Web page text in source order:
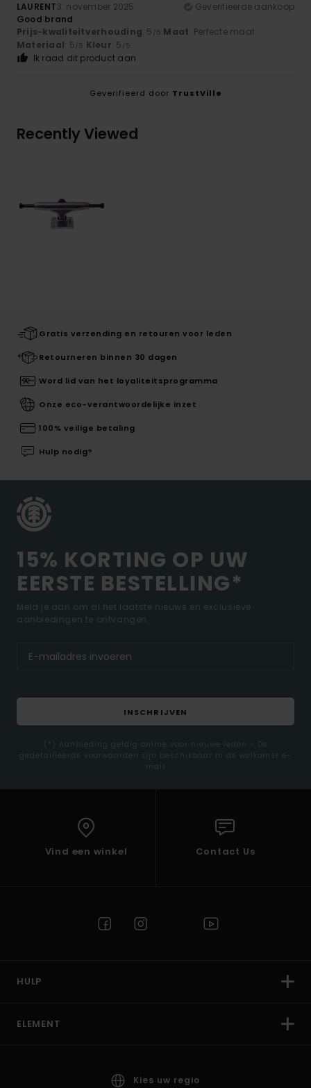
LAURENT3. november 2025
Geverifieerde aankoop
Good brand
Prijs-kwaliteitverhouding: 5 /5 Maat: Perfecte maat
Materiaal: 5/5 Kleur: 5 /5
Ik raad dit product aan
Geverifieerd door TrustVille
Recently Viewed
Gratis verzending en retouren voor leden
Retourneren binnen 30 dagen
Word lid van het loyaliteitsprogramma
Onze eco-verantwoordelijke inzet
100% veilige betaling
Hulp nodig?
15% KORTING OP UW
EERSTE BESTELLING*
Meld je aan om al het laatste nieuws en exclusieve
aanbiedingen te ontvangen.
INSCHRIJVEN
(*) Aanbieding geldig online voor nieuwe leden - De
gedetailleerde voorwaarden zijn beschikbaar in de welkomst e-
mail
Vind een winkel Contact Us
HULP
ELEMENT
Kies uw regio